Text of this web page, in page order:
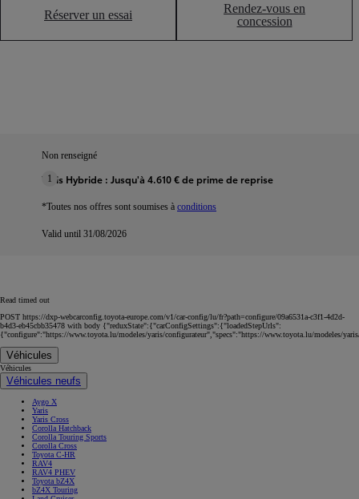
Réserver un essai
Rendez-vous en
concession
Non renseigné
1
Yaris Hybride : Jusqu'à 4.610 € de prime de reprise
*Toutes nos offres sont soumises à conditions
Valid until 31/08/2026
Read timed out
POST https://dxp-webcarconfig.toyota-europe.com/v1/car-config/lu/fr?path=configure/09a6531a-c3f1-4d2d-
b4d3-eb45cbb35478 with body {"reduxState":{"carConfigSettings":{"loadedStepUrls":
{"configure":"https://www.toyota.lu/modeles/yaris/configurateur","specs":"https://www.toyota.lu/modeles/
Véhicules
Véhicules
Véhicules neufs
Aygo X
Yaris
Yaris Cross
Corolla Hatchback
Corolla Touring Sports
Corolla Cross
Toyota C-HR
RAV4
RAV4 PHEV
Toyota bZ4X
bZ4X Touring